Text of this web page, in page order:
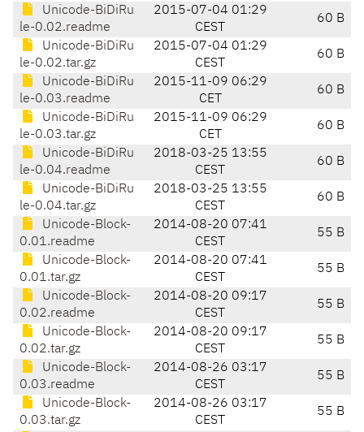
Unicode-BiDiRu
le-0.02.readme
2015-07-04 01:29
CEST
60 B
Unicode-BiDiRu
le-0.02.tar.gz
2015-07-04 01:29
CEST
60 B
Unicode-BiDiRu
le-0.03.readme
2015-11-09 06:29
CET
60 B
Unicode-BiDiRu
le-0.03.tar.gz
2015-11-09 06:29
CET
60 B
Unicode-BiDiRu
le-0.04.readme
2018-03-25 13:55
CEST
60 B
Unicode-BiDiRu
le-0.04.tar.gz
2018-03-25 13:55
CEST
60 B
Unicode-Block-
0.01.readme
2014-08-20 07:41
CEST
55 B
Unicode-Block-
0.01.tar.gz
2014-08-20 07:41
CEST
55 B
Unicode-Block-
0.02.readme
2014-08-20 09:17
CEST
55 B
Unicode-Block-
0.02.tar.gz
2014-08-20 09:17
CEST
55 B
Unicode-Block-
0.03.readme
2014-08-26 03:17
CEST
55 B
Unicode-Block-
0.03.tar.gz
2014-08-26 03:17
CEST
55 B